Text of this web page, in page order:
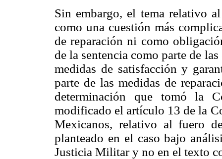
Sin embargo, el tema relativo
como una cuestión más
de reparación ni como
de la sentencia como parte de
medidas de satisfacción y
parte de las medidas de
determinación que tomó la
modificado el artículo 13 de la
Mexicanos, relativo al fuero
planteado en el caso bajo
Justicia Militar y no en el texto